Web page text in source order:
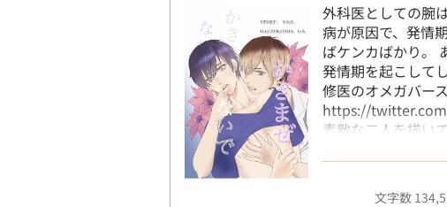
外科医としての腕
病が原因で、発情
ばケンカばかり。
発情期を起こして
修医のオメガバー
https://
素敵な二人を描い
舞台であるため病
あります。調べた
ございませんので
文字数